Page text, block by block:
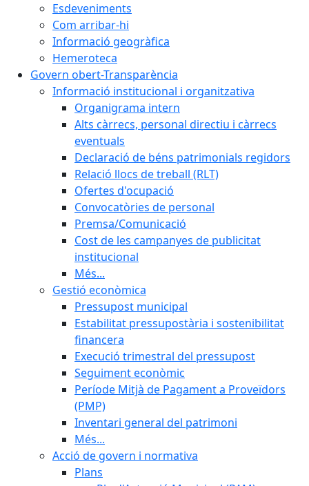
Esdeveniments
Com arribar-hi
Informació geogràfica
Hemeroteca
Govern obert-Transparència
Informació institucional i organitzativa
Organigrama intern
Alts càrrecs, personal directiu i càrrecs
eventuals
Declaració de béns patrimonials regidors
Relació llocs de treball (RLT)
Ofertes d'ocupació
Convocatòries de personal
Premsa/Comunicació
Cost de les campanyes de publicitat
institucional
Més...
Gestió econòmica
Pressupost municipal
Estabilitat pressupostària i sostenibilitat
financera
Execució trimestral del pressupost
Seguiment econòmic
Període Mitjà de Pagament a Proveïdors
(PMP)
Inventari general del patrimoni
Més...
Acció de govern i normativa
Plans